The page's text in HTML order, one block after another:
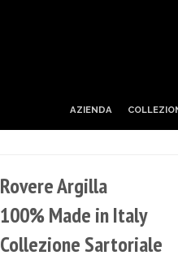
AZIENDA
Rovere Argilla
100% Made in Italy
Collezione Sartoriale